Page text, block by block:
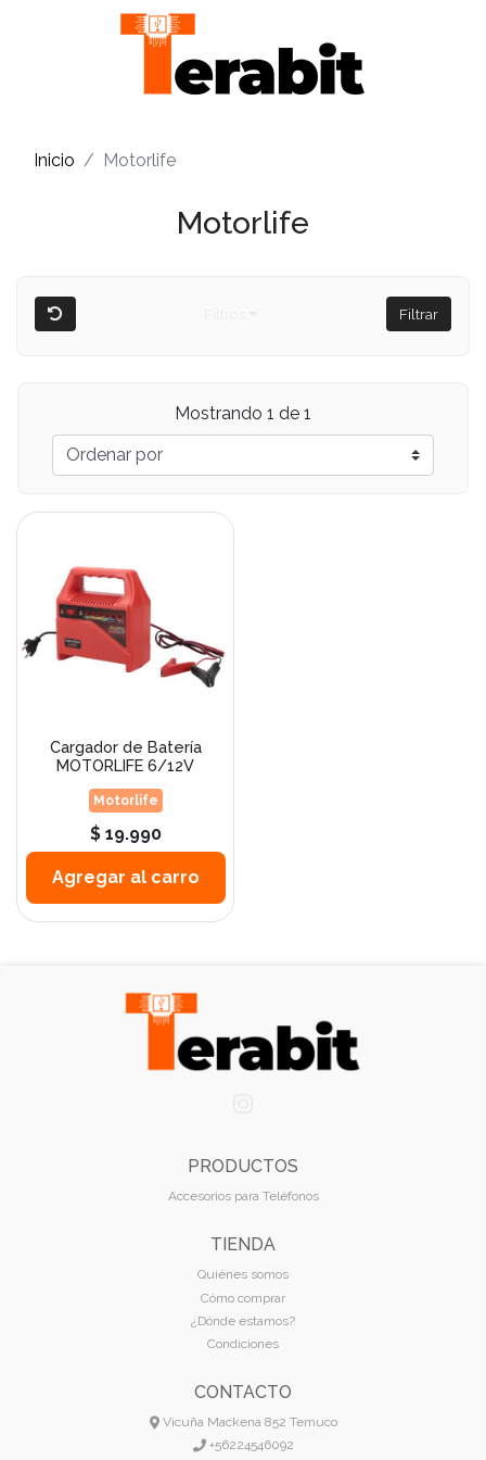
Inicio Motorlife
Motorlife
Filtrar
Mostrando 1 de 1
Cargador de Batería
MOTORLIFE 6/12V
Motorlife
$ 19.990
Agregar al carro
PRODUCTOS
Accesorios para Teléfonos
TIENDA
Quiénes somos
Cómo comprar
¿Dónde estamos?
Condiciones
CONTACTO
Vicuña Mackena 852 Temuco
+56224546092